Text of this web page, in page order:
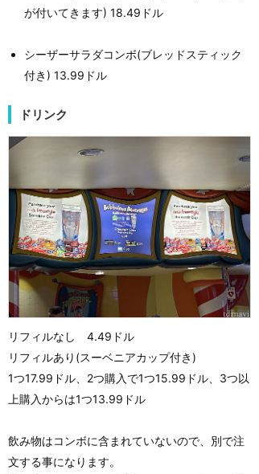
が付いてきます) 18.49ドル
シーザーサラダコンボ(ブレッドスティック
付き) 13.99ドル
ドリンク
リフィルなし 4.49ドル
リフィルあり(スーベニアカップ付き)
1つ17.99ドル、2つ購入で1つ15.99ドル、3つ以
上購入からは1つ13.99ドル
飲み物はコンボに含まれていないので、別で注
文する事になります。